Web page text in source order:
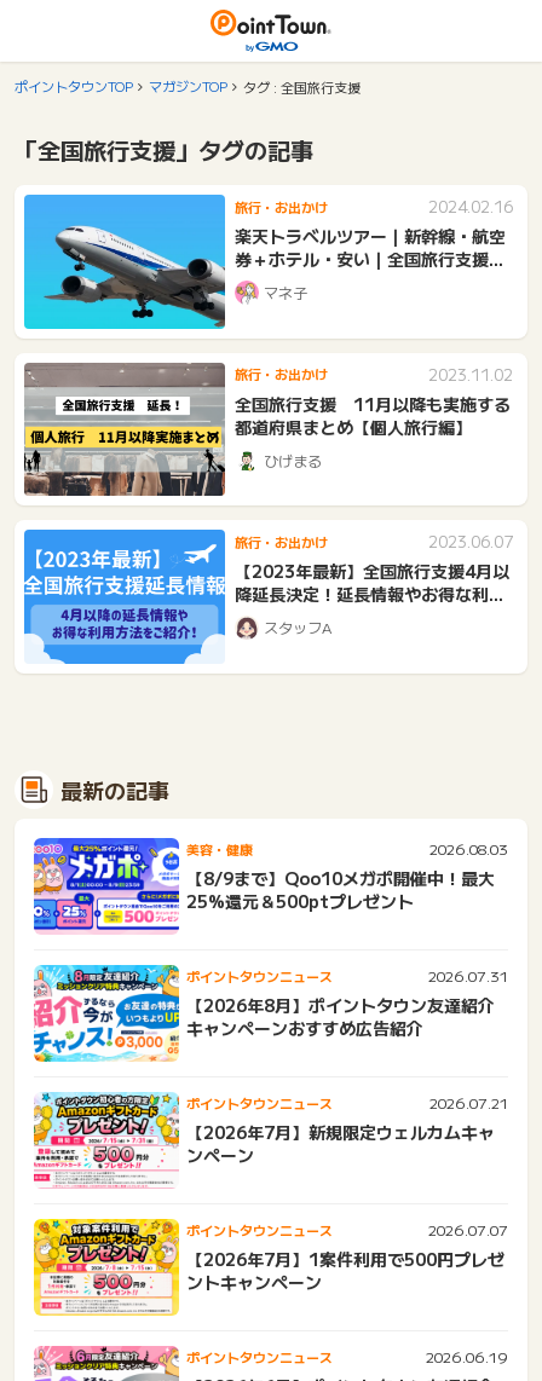
ポイントタウンTOP マガジンTOP タグ : 全国旅行支援
「全国旅行支援」タグの記事
旅行・お出かけ 2024.02.16
楽天トラベルツアー｜新幹線・航空
券＋ホテル・安い｜全国旅行支援と
は？マネ子
旅行・お出かけ 2023.11.02
全国旅行支援 11月以降も実施する
都道府県まとめ【個人旅行編】
ひげまる
旅行・お出かけ 2023.06.07
【2023年最新】全国旅行支援4月以
降延長決定！延長情報やお得な利用
方法をご紹介！
スタッフA
最新の記事
美容・健康 2026.08.03
【8/9まで】Qoo10メガポ開催中！最大
25%還元＆500ptプレゼント
ポイントタウンニュース 2026.07.31
【2026年8月】ポイントタウン友達紹介
キャンペーンおすすめ広告紹介
ポイントタウンニュース 2026.07.21
【2026年7月】新規限定ウェルカムキャ
ンペーン
ポイントタウンニュース 2026.07.07
【2026年7月】1案件利用で500円プレゼ
ントキャンペーン
ポイントタウンニュース 2026.06.19